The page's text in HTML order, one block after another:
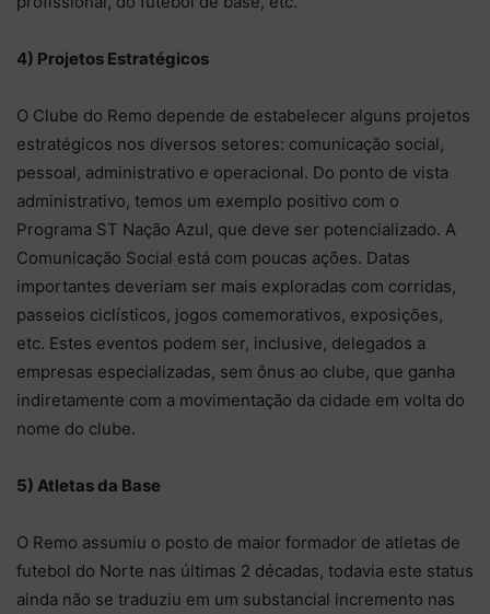
4) Projetos Estratégicos
O Clube do Remo depende de estabelecer alguns projetos
estratégicos nos diversos setores: comunicação social,
pessoal, administrativo e operacional. Do ponto de vista
administrativo, temos um exemplo positivo com o
Programa ST Nação Azul, que deve ser potencializado. A
Comunicação Social está com poucas ações. Datas
importantes deveriam ser mais exploradas com corridas,
passeios ciclísticos, jogos comemorativos, exposições,
etc. Estes eventos podem ser, inclusive, delegados a
empresas especializadas, sem ônus ao clube, que ganha
indiretamente com a movimentação da cidade em volta do
nome do clube.
5) Atletas da Base
O Remo assumiu o posto de maior formador de atletas de
futebol do Norte nas últimas 2 décadas, todavia este status
ainda não se traduziu em um substancial incremento nas